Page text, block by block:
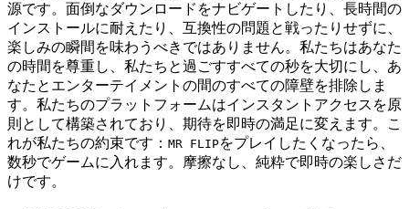
源です。面倒なダウンロードをナビゲートしたり、長時間の
インストールに耐えたり、互換性の問題と戦ったりせずに、
楽しみの瞬間を味わうべきではありません。私たちはあなた
の時間を尊重し、私たちと過ごすすべての秒を大切にし、あ
なたとエンターテイメントの間のすべての障壁を排除しま
す。私たちのプラットフォームはインスタントアクセスを原
則として構築されており、期待を即時の満足に変えます。こ
れが私たちの約束です： MR FLIPをプレイしたくなったら、
数秒でゲームに入れます。摩擦なし、純粋で即時の楽しさだ
けです。